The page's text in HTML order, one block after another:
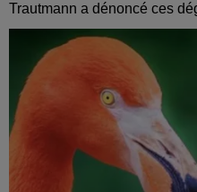
Trautmann a dénoncé ces